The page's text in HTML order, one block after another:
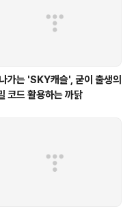
가는 'SKY캐슬', 굳이 출생의
코드 활용하는 까닭